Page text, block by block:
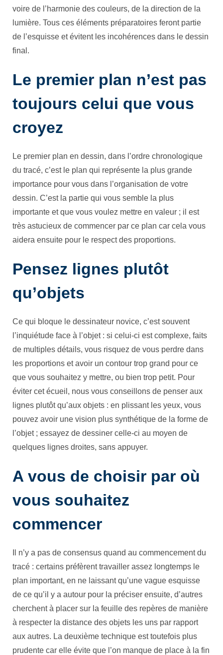
voire de l’harmonie des couleurs, de la direction de la
lumière. Tous ces éléments préparatoires feront partie
de l’esquisse et évitent les incohérences dans le dessin
final.
Le premier plan n’est pas
toujours celui que vous
croyez
Le premier plan en dessin, dans l’ordre chronologique
du tracé, c’est le plan qui représente la plus grande
importance pour vous dans l’organisation de votre
dessin. C’est la partie qui vous semble la plus
importante et que vous voulez mettre en valeur ; il est
très astucieux de commencer par ce plan car cela vous
aidera ensuite pour le respect des proportions.
Pensez lignes plutôt
qu’objets
Ce qui bloque le dessinateur novice, c’est souvent
l’inquiétude face à l’objet : si celui-ci est complexe, faits
de multiples détails, vous risquez de vous perdre dans
les proportions et avoir un contour trop grand pour ce
que vous souhaitez y mettre, ou bien trop petit. Pour
éviter cet écueil, nous vous conseillons de penser aux
lignes plutôt qu’aux objets : en plissant les yeux, vous
pouvez avoir une vision plus synthétique de la forme de
l’objet ; essayez de dessiner celle-ci au moyen de
quelques lignes droites, sans appuyer.
A vous de choisir par où
vous souhaitez
commencer
Il n’y a pas de consensus quand au commencement du
tracé : certains préfèrent travailler assez longtemps le
plan important, en ne laissant qu’une vague esquisse
de ce qu’il y a autour pour la préciser ensuite, d’autres
cherchent à placer sur la feuille des repères de manière
à respecter la distance des objets les uns par rapport
aux autres. La deuxième technique est toutefois plus
prudente car elle évite que l’on manque de place à la fin